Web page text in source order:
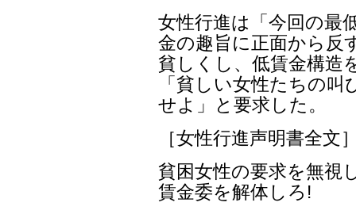
女性行進は「今回の最
金の趣旨に正面から反
貧しくし、低賃金構造
「貧しい女性たちの
せよ」と要求した。
［女性行進声明書全文
貧困女性の要求を無視
賃金委を解体しろ!